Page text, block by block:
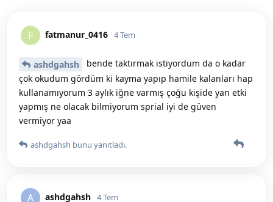
F fatmanur_0416 4 Tem
ashdgahsh
bende taktırmak istiyordum da o kadar
çok okudum gördüm ki kayma yapıp hamile kalanları hap
kullanamıyorum 3 aylık iğne varmış çoğu kişide yan etki
yapmış ne olacak bilmiyorum sprial iyi de güven
vermiyor yaa
ashdgahsh bunu yanıtladı.
A ashdgahsh 4 Tem